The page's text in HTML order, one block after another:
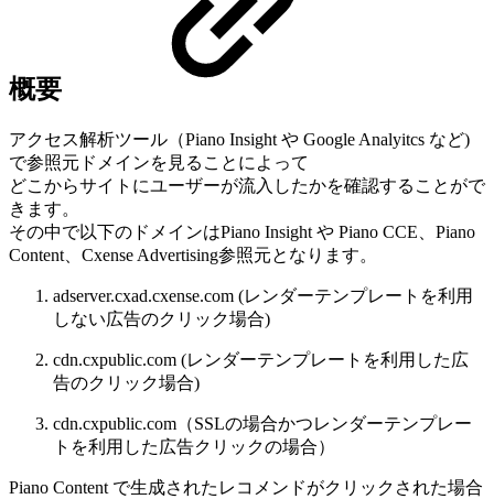
概要
アクセス解析ツール（Piano Insight や Google Analyitcs など)
で参照元ドメインを見ることによって
どこからサイトにユーザーが流入したかを確認することがで
きます。
その中で以下のドメインはPiano Insight や Piano CCE、Piano
Content、Cxense Advertising参照元となります。
adserver.cxad.cxense.com (レンダーテンプレートを利用
しない広告のクリック場合)
cdn.cxpublic.com (レンダーテンプレートを利用した広
告のクリック場合)
cdn.cxpublic.com（SSLの場合かつレンダーテンプレー
トを利用した広告クリックの場合）
Piano Content で生成されたレコメンドがクリックされた場合